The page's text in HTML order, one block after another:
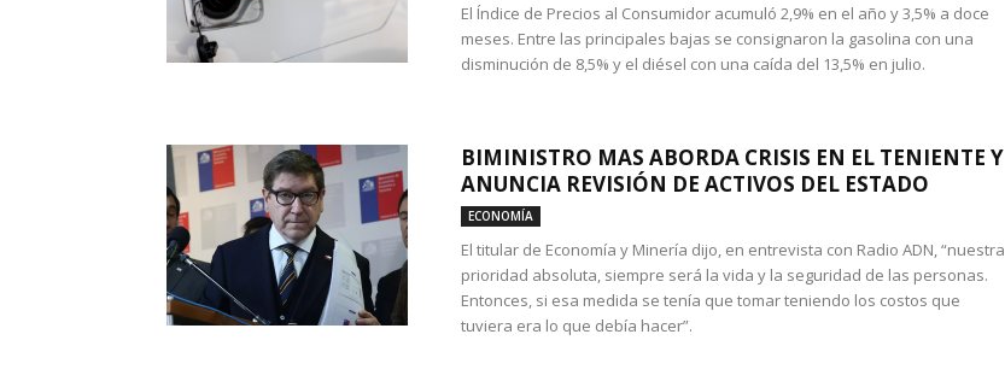
El Índice de Precios al Consumidor acumuló 2,9% en el año y 3,5% a doce
meses. Entre las principales bajas se consignaron la gasolina con una
disminución de 8,5% y el diésel con una caída del 13,5% en julio.
BIMINISTRO MAS ABORDA CRISIS EN EL TENIENTE Y
ANUNCIA REVISIÓN DE ACTIVOS DEL ESTADO
ECONOMÍA
El titular de Economía y Minería dijo, en entrevista con Radio ADN, “nuestra
prioridad absoluta, siempre será la vida y la seguridad de las personas.
Entonces, si esa medida se tenía que tomar teniendo los costos que
tuviera era lo que debía hacer”.